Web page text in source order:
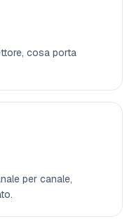
cosa porta
per canale,